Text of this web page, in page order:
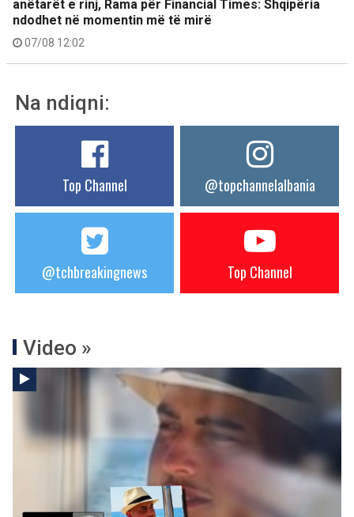
anëtarët e rinj, Rama për Financial Times: Shqipëria
ndodhet në momentin më të mirë
07/08 12:02
Na ndiqni:
Top Channel @topchannelalbania
@tchbreakingnews Top Channel
Video »